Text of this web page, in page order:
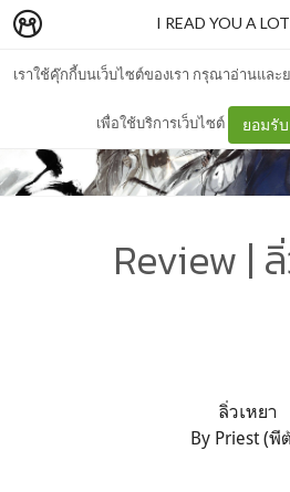
เราใช้คุ๊กกี้บนเว็บไซต์ของเรา กรุณาอ่านและ
เพื่อใช้บริการเว็บไซต์ ยอมรับ
I READ YOU A LOT
Review |
ลิ่วเหยา
By Priest (พี